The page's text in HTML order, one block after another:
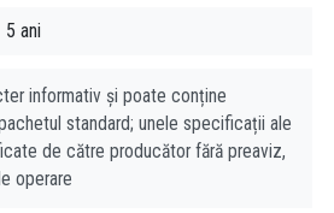
5 ani
informativ și poate conține
standard; unele specificații ale
de către producător fără preaviz,
operare